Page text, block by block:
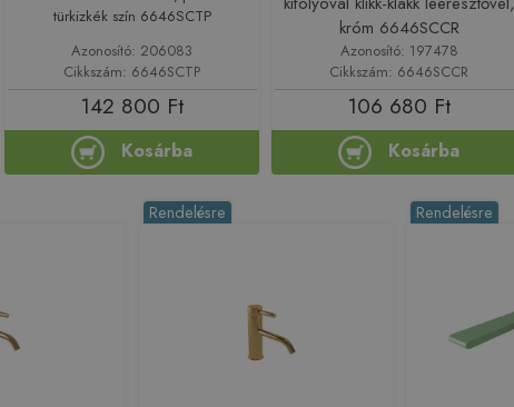
türkizkék szín 6646SCTP
Azonosító: 206083
Cikkszám: 6646SCTP
142 800 Ft
Kosárba
króm 6646SCCR
Azonosító: 197478
Cikkszám: 6646SCCR
106 680 Ft
Kosárba
Rendelésre Rendelésre